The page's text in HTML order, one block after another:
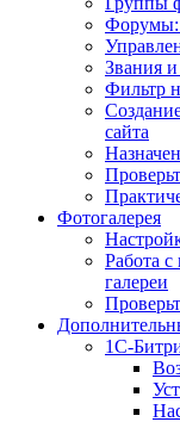
Форумы:
Звания
Фильтр
сайта
Фотогалерея
Работа с
галереи
1С-